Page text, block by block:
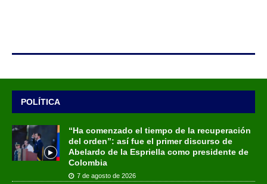
POLÍTICA
“Ha comenzado el tiempo de la recuperación
del orden”: así fue el primer discurso de
Abelardo de la Espriella como presidente de
Colombia
7 de agosto de 2026